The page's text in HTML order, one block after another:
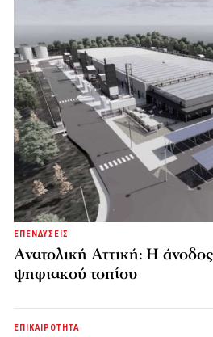
ΕΠΕΝΔΥΣΕΙΣ
Ανατολική Αττική: Η
ψηφιακού τοπίου
ΕΠΙΚΑΙΡΟΤΗΤΑ